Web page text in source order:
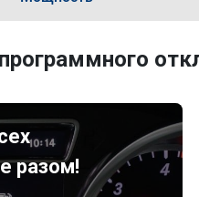
разом!